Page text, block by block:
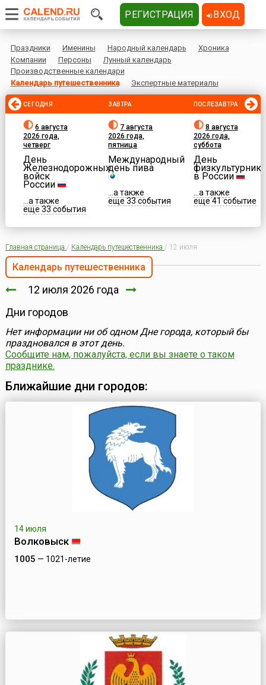
Праздники Именины Народный календарь
Хроника
Компании
Персоны
Лунный календарь
Производственные календари
Календарь путешественника
Экспертные материалы
СЕГОДНЯ
6 августа
2026 года,
четверг
День
Железнодорожных
войск
России
...а также
еще 33 события
ЗАВТРА
7 августа
2026 года,
пятница
Международный
день пива
...а также
еще 33 события
ПОСЛЕЗАВТРА
8 августа
2026 года,
суббота
День
физкультурника
в России
...а также
еще 41 событие
Главная страница / Календарь путешественника / 12 июля
Календарь путешественника
12 июля 2026 года
Дни городов
Нет информации ни об одном Дне города, который бы
праздновался в этот день.
Сообщите нам, пожалуйста, если вы знаете о таком
празднике.
Ближайшие дни городов:
14 июля
Волковыск
1005 — 1021-летие
РЕГИСТРАЦИЯ ВХОД